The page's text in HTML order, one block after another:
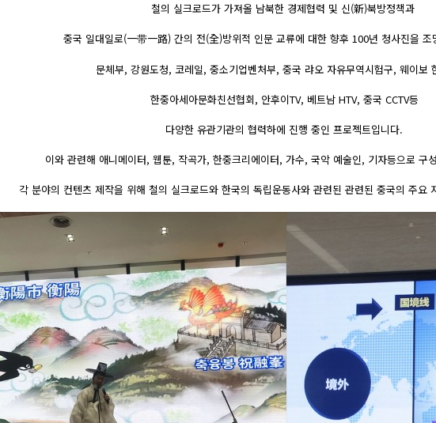
철의 실크로드가 가져올 남북한 경제협력 및 신(新)북방정책과
중국 일대일로(一带一路) 간의 전(全)방위적 인문 교류에 대한 향후 100년 청사진을 조
문체부, 강원도청, 코레일, 중소기업벤처부, 중국 랴오 자유무역시험구, 웨이보
한중아세아문화친선협회, 안후이TV, 베트남 HTV, 중국 CCTV등
다양한 유관기관의 협력하에 진행 중인 프로젝트입니다.
이와 관련해 애니메이터, 웹툰, 작곡가, 한중크리에이터, 가수, 국악 예술인, 기자등으로 구
각 분야의 컨텐츠 제작을 위해 철의 실크로드와 한국의 독립운동사와 관련된 관련된 중국의 주요